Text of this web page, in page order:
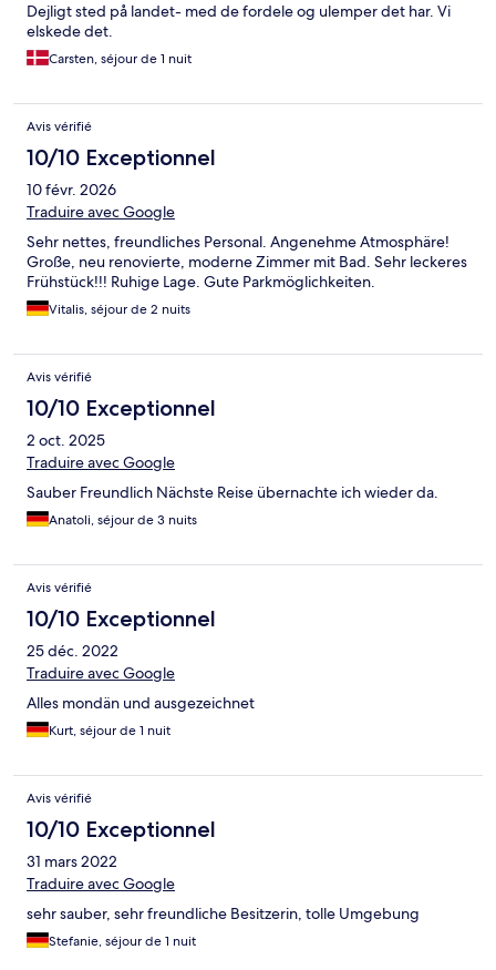
Dejligt sted på landet- med de fordele og ulemper det har. Vi
elskede det.
Carsten, séjour de 1 nuit
Avis vérifié
10/10 Exceptionnel
10 févr. 2026
Traduire avec Google
Sehr nettes, freundliches Personal. Angenehme Atmosphäre!
Große, neu renovierte, moderne Zimmer mit Bad. Sehr leckeres
Frühstück!!! Ruhige Lage. Gute Parkmöglichkeiten.
Vitalis, séjour de 2 nuits
Avis vérifié
10/10 Exceptionnel
2 oct. 2025
Traduire avec Google
Sauber Freundlich Nächste Reise übernachte ich wieder da.
Anatoli, séjour de 3 nuits
Avis vérifié
10/10 Exceptionnel
25 déc. 2022
Traduire avec Google
Alles mondän und ausgezeichnet
Kurt, séjour de 1 nuit
Avis vérifié
10/10 Exceptionnel
31 mars 2022
Traduire avec Google
sehr sauber, sehr freundliche Besitzerin, tolle Umgebung
Stefanie, séjour de 1 nuit